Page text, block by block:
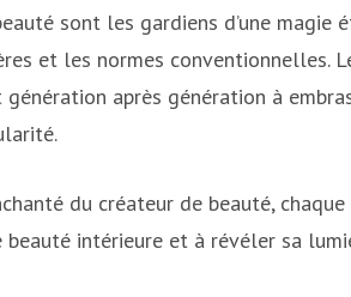
sont les gardiens d’une magie
et les normes conventionnelles.
après génération à
du créateur de beauté,
intérieure et à révéler sa